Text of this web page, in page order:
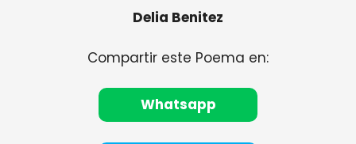
Delia Benitez
Compartir este Poema en:
Whatsapp